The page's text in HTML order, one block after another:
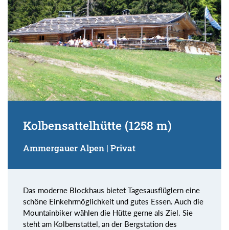
Kolbensattelhütte (1258 m)
Ammergauer Alpen | Privat
Das moderne Blockhaus bietet Tagesausflüglern eine
schöne Einkehrmöglichkeit und gutes Essen. Auch die
Mountainbiker wählen die Hütte gerne als Ziel. Sie
steht am Kolbenstattel, an der Bergstation des